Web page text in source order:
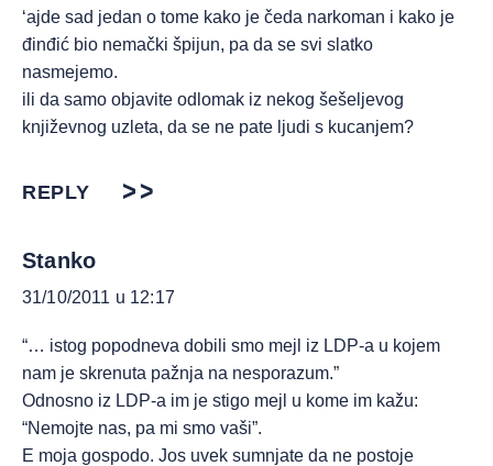
‘ajde sad jedan o tome kako je čeda narkoman i kako je
đinđić bio nemački špijun, pa da se svi slatko
nasmejemo.
ili da samo objavite odlomak iz nekog šešeljevog
književnog uzleta, da se ne pate ljudi s kucanjem?
REPLY
Stanko
31/10/2011 u 12:17
“… istog popodneva dobili smo mejl iz LDP-a u kojem
nam je skrenuta pažnja na nesporazum.”
Odnosno iz LDP-a im je stigo mejl u kome im kažu:
“Nemojte nas, pa mi smo vaši”.
E moja gospodo. Jos uvek sumnjate da ne postoje